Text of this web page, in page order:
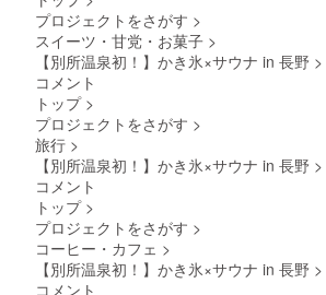
プロジェクトをさがす >
スイーツ・甘党・お菓子 >
【別所温泉初！】かき氷×サウナ in 長野 >
コメント
トップ >
プロジェクトをさがす >
旅行 >
【別所温泉初！】かき氷×サウナ in 長野 >
コメント
トップ >
プロジェクトをさがす >
コーヒー・カフェ >
【別所温泉初！】かき氷×サウナ in 長野 >
コメント